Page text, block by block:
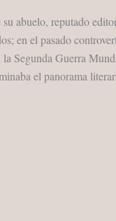
abuelo, reputado
en el pasado
la Segunda Guerra
el panorama